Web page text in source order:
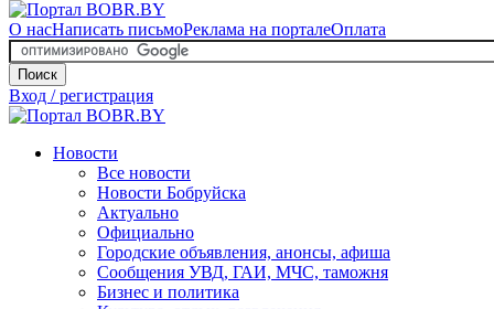
О насНаписать письмоРеклама на порталеОплата
Поиск
Вход / регистрация
Новости
Все новости
Новости Бобруйска
Актуально
Официально
Городские объявления, анонсы, афиша
Сообщения УВД, ГАИ, МЧС, таможня
Бизнес и политика